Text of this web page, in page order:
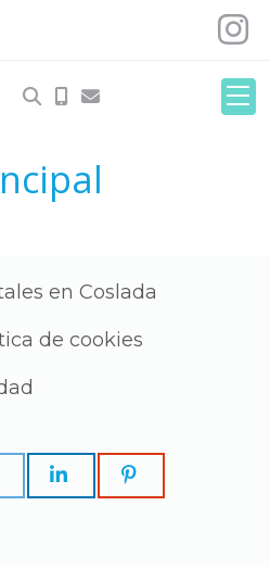
en Coslada
de cookies